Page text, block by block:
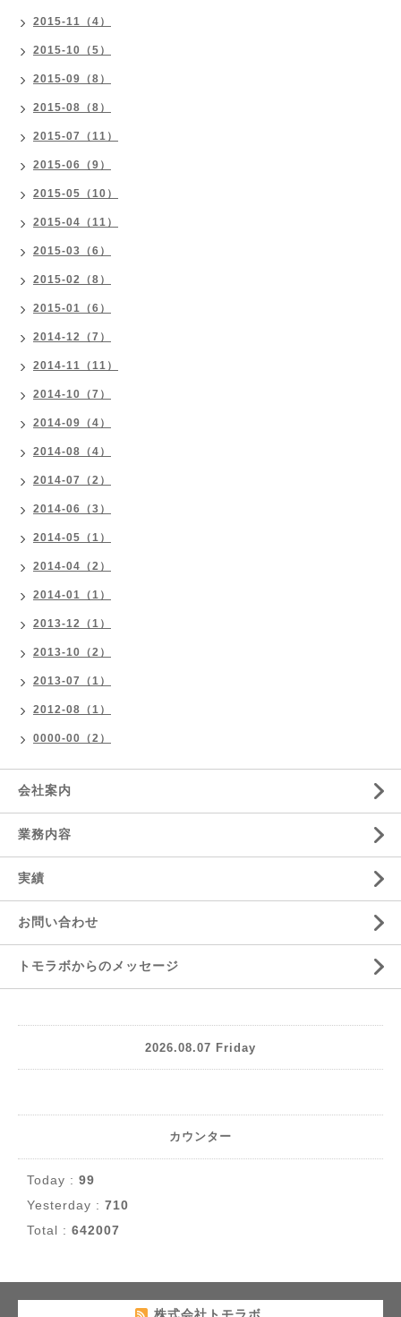
2015-11（4）
2015-10（5）
2015-09（8）
2015-08（8）
2015-07（11）
2015-06（9）
2015-05（10）
2015-04（11）
2015-03（6）
2015-02（8）
2015-01（6）
2014-12（7）
2014-11（11）
2014-10（7）
2014-09（4）
2014-08（4）
2014-07（2）
2014-06（3）
2014-05（1）
2014-04（2）
2014-01（1）
2013-12（1）
2013-10（2）
2013-07（1）
2012-08（1）
0000-00（2）
会社案内
業務内容
実績
お問い合わせ
トモラボからのメッセージ
2026.08.07 Friday
カウンター
Today : 99
Yesterday : 710
Total : 642007